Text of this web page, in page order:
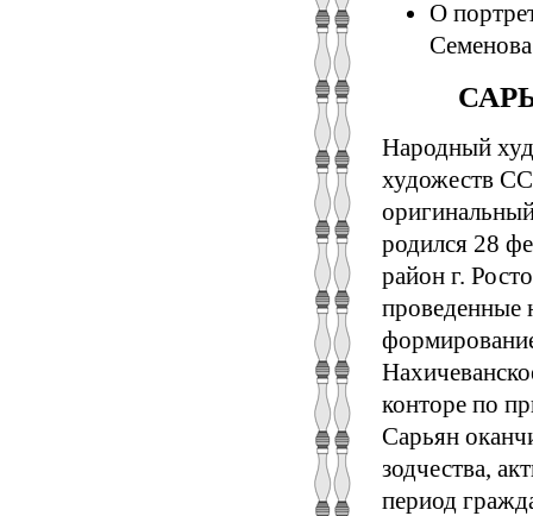
О
Народный
художеств
родился 28
район г.
проведенные
конторе по
Сарьян
зодчества,
период